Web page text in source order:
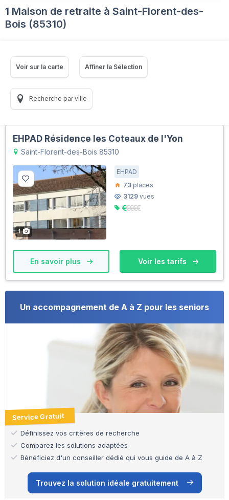
1 Maison de retraite à Saint-Florent-des-
Bois (85310)
Voir sur la carte Affiner la Sélection
Recherche par ville
EHPAD Résidence les Coteaux de l'Yon
Saint-Florent-des-Bois 85310
1
EHPAD
73 places
3129 vues
En savoir plus Voir les tarifs
Un accompagnement de A à Z pour les seniors
Service Gratuit
Définissez vos critères de recherche
Comparez les solutions adaptées
Bénéficiez d'un conseiller dédié qui vous guide de A à Z
Trouvez la solution idéale gratuitement